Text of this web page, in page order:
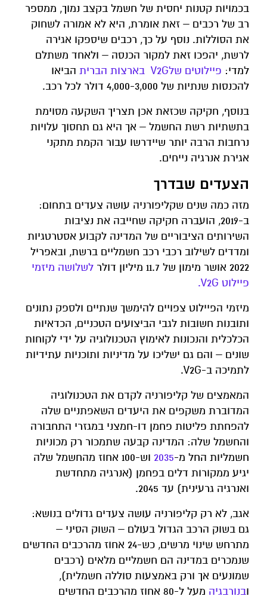
בכמויות קטנות יחסית של חשמל בקצב נמוך, ממספר
רב של רכבים – זאת אומרת, היא לא אמורה לשחוק
את הסוללות. נוסף על כך, רכבים שיספקו אגירה
לרשת, יהפכו זאת למקור הכנסה – ולאחד משתלם
למדי: פיילוטים שלV2G בארצות הברית
הביאו
להכנסות שנתיות של 4,000-3,000 דולר לכל רכב.
בנוסף, חקיקה שכזאת אכן תצריך השקעה מסוימת
בתשתיות רשת החשמל – אך היא גם תחסוך עלויות
נרחבות הרבה יותר שיידרשו עבור הקמת מתקני
אגירת אנרגיה נייחים.
הצעדים שבדרך
מזה כמה שנים שקליפורניה עושה צעדים בתחום:
ב-2019, הועברה חקיקה שחייבה את נציבות
השירותים הציבוריים של המדינה לקבוע אסטרטגיות
ומדדים לשילוב רכבי רכב חשמליים ברשת, ובאפריל
2022 אושר מימון של 11.7 מיליון דולר
לשלושה מיזמי
פיילוט V2G.
מיזמי הפיילוט צפויים להימשך שנתיים ולספק נתונים
ותובנות חשובות לגבי הביצועים הטכניים, הכדאיות
הכלכלית והנכונות לאימוץ הטכנולוגיה על ידי לקוחות
שונים – והם גם ישליכו על מדיניות ותוכניות עתידיות
לתמיכה ב-V2G.
המאמצים של קליפורניה לקדם את הטכנולוגיה
המדוברת משקפים את היעדים השאפתניים שלה
להפחתת פליטות פחמן דו-חמצני במגזרי התחבורה
והחשמל שלה: המדינה קבעה שתמכור רק מכוניות
חשמליות החל מ-2035
וש-100 אחוז מהחשמל שלה
יגיע ממקורות דלים בפחמן (אנרגיה מתחדשת
ואנרגיה גרעינית) עד 2045.
אגב, לא רק קליפורניה עושה צעדים גדולים בנושא:
גם בשוק הרכב הגדול בעולם – השוק הסיני –
מתרחש שינוי מרשים, כש-24 אחוז מהרכבים החדשים
שנמכרים במדינה הם חשמליים מלאים (רכבים
שמונעים אך ורק באמצעות סוללה חשמלית),
ובנורבגיה מעל ל-80 אחוז מהרכבים החדשים